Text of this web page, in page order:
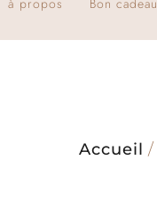
Accueil /